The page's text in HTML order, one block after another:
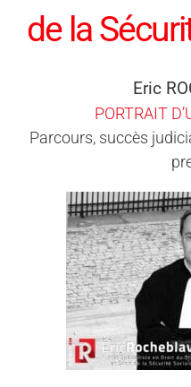
de la
Eric
PORTRAIT
Parcours, succès